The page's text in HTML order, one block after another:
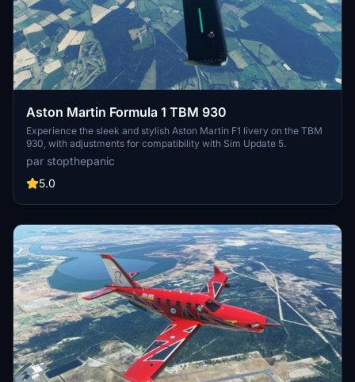
Aston Martin Formula 1 TBM 930
Experience the sleek and stylish Aston Martin F1 livery on the TBM
930, with adjustments for compatibility with Sim Update 5.
par stopthepanic
5.0